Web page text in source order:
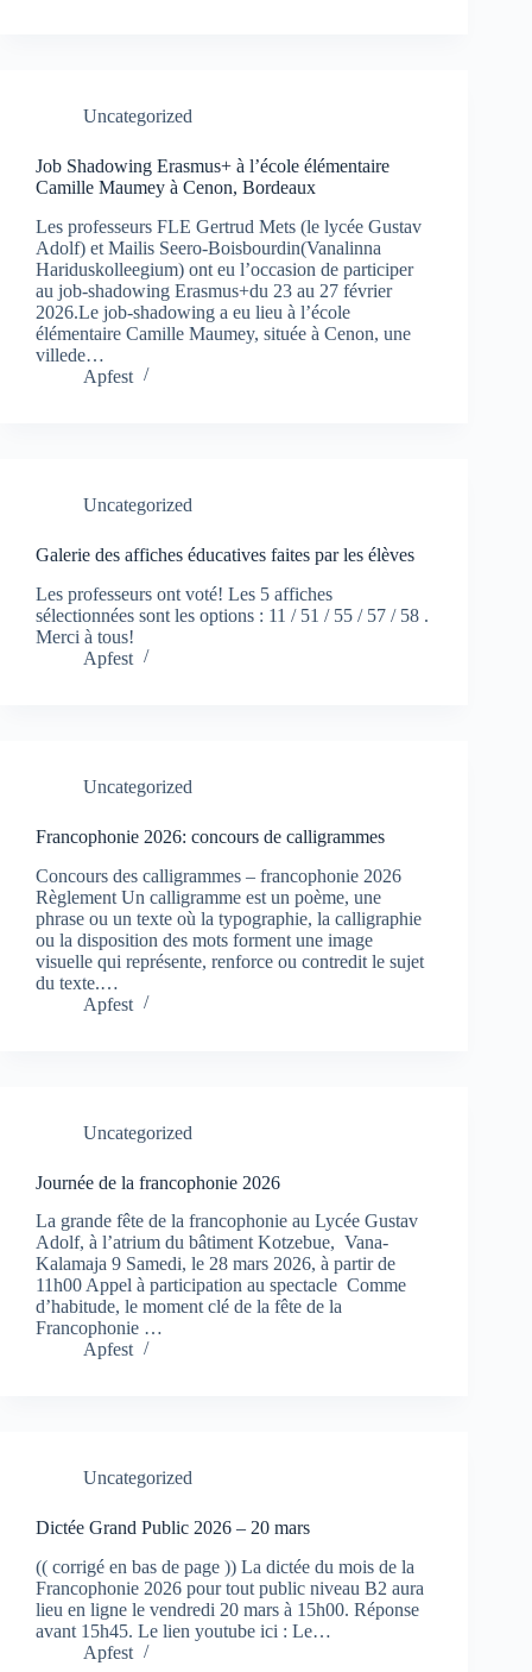
Uncategorized
Job Shadowing Erasmus+ à l’école élémentaire
Camille Maumey à Cenon, Bordeaux
Les professeurs FLE Gertrud Mets (le lycée Gustav
Adolf) et Mailis Seero-Boisbourdin(Vanalinna
Hariduskolleegium) ont eu l’occasion de participer
au job-shadowing Erasmus+du 23 au 27 février
2026.Le job-shadowing a eu lieu à l’école
élémentaire Camille Maumey, située à Cenon, une
villede…
Apfest
Uncategorized
Galerie des affiches éducatives faites par les élèves
Les professeurs ont voté! Les 5 affiches
sélectionnées sont les options : 11 / 51 / 55 / 57 / 58 .
Merci à tous!
Apfest
Uncategorized
Francophonie 2026: concours de calligrammes
Concours des calligrammes – francophonie 2026
Règlement Un calligramme est un poème, une
phrase ou un texte où la typographie, la calligraphie
ou la disposition des mots forment une image
visuelle qui représente, renforce ou contredit le sujet
du texte.…
Apfest
Uncategorized
Journée de la francophonie 2026
La grande fête de la francophonie au Lycée Gustav
Adolf, à l’atrium du bâtiment Kotzebue, Vana-
Kalamaja 9 Samedi, le 28 mars 2026, à partir de
11h00 Appel à participation au spectacle Comme
d’habitude, le moment clé de la fête de la
Francophonie …
Apfest
Uncategorized
Dictée Grand Public 2026 – 20 mars
(( corrigé en bas de page )) La dictée du mois de la
Francophonie 2026 pour tout public niveau B2 aura
lieu en ligne le vendredi 20 mars à 15h00. Réponse
avant 15h45. Le lien youtube ici : Le…
Apfest